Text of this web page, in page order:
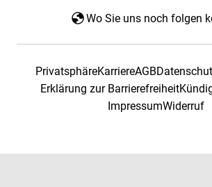
Wo Sie uns noch folgen
PrivatsphäreKarriereAGB
Erklärung zur Barrierefreiheit
ImpressumWiderruf